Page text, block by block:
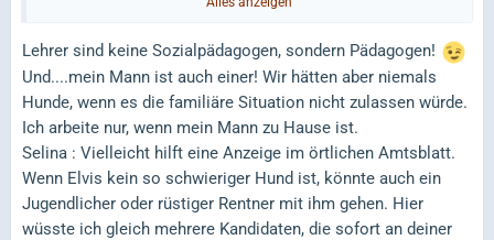
Ich muss aber dazu sagen das der Hund Joschi
Der Hund kann da nichts für!!!
Lehrer sind keine Sozialpädagogen, sondern Pädagogen!
Und....mein Mann ist auch einer! Wir hätten aber niemals
Hunde, wenn es die familiäre Situation nicht zulassen würde.
Ich arbeite nur, wenn mein Mann zu Hause ist.
Selina : Vielleicht hilft eine Anzeige im örtlichen Amtsblatt.
Wenn Elvis kein so schwieriger Hund ist, könnte auch ein
Jugendlicher oder rüstiger Rentner mit ihm gehen. Hier
wüsste ich gleich mehrere Kandidaten, die sofort an deiner